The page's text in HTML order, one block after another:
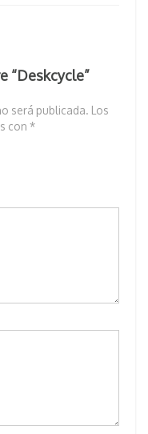
“Deskcycle”
será publicada. Los
con *